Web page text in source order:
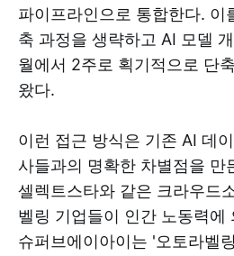
파이프라인으로 통합한다. 이
축 과정을 생략하고 AI 모델
월에서 2주로 획기적으로 단
왔다.
이런 접근 방식은 기존 AI 데
사들과의 명확한 차별점을 만
셀렉트스타와 같은 크라우드
벨링 기업들이 인간 노동력에
슈퍼브에이아이는 '오토라벨